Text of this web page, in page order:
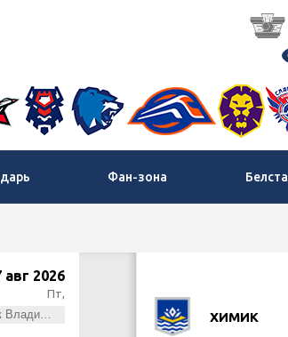
Фан-зона
авг 2026
Пт,
ХИМИК